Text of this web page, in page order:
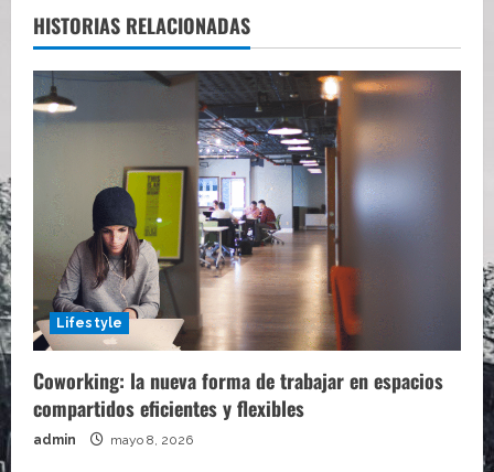
HISTORIAS RELACIONADAS
Lifestyle
Coworking: la nueva forma de trabajar en espacios
compartidos eficientes y flexibles
admin mayo 8, 2026